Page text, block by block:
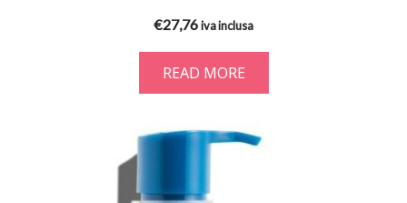
€27,76iva inclusa
READ MORE